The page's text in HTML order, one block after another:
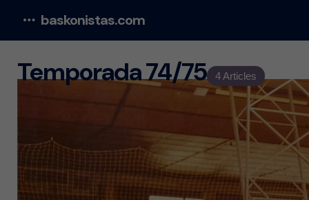
baskonistas.com
4 Articles
Temporada 74/75